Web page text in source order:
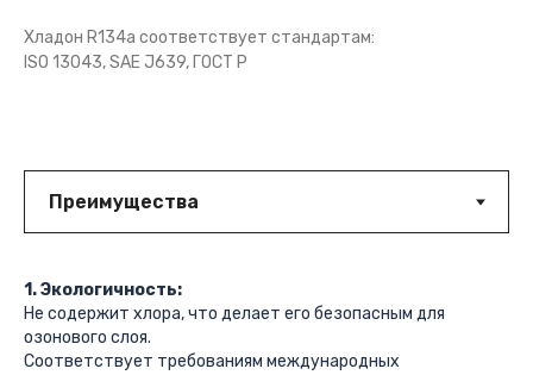
Хладон R134a соответствует стандартам:
ISO 13043, SAE J639, ГОСТ Р
1. Экологичность:
Не содержит хлора, что делает его безопасным для
озонового слоя.
Соответствует требованиям международных